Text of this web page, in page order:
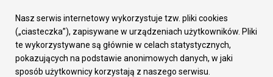
Załatw sprawę
Prezydent Miasta
Rada Miasta
Wydziały
Elektroniczna Skrzynka Podawcza
Nasz serwis internetowy wykorzystuje tzw. pliki cookies
(„ciasteczka”), zapisywane w urządzeniach użytkowników. Pliki
te wykorzystywane są głównie w celach statystycznych,
pokazujących na podstawie anonimowych danych, w jaki
sposób użytkownicy korzystają z naszego serwisu.